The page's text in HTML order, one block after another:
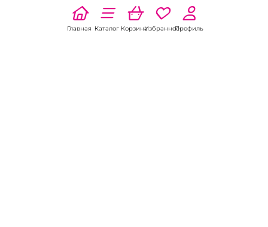
Главная Каталог КорзинаИзбранноеПрофиль